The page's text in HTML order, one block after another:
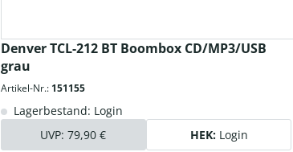
Denver TCL-212 BT Boombox CD/MP3/USB
grau
Artikel-Nr.: 151155
Lagerbestand: Login
UVP:79,90 € HEK: Login